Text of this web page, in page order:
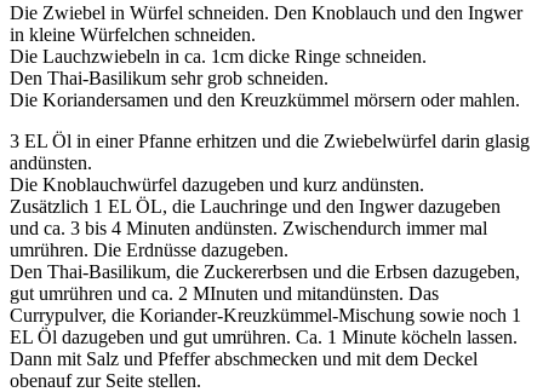
Die Zwiebel in Würfel schneiden. Den Knoblauch und den Ingwer
in kleine Würfelchen schneiden.
Die Lauchzwiebeln in ca. 1cm dicke Ringe schneiden.
Den Thai-Basilikum sehr grob schneiden.
Die Koriandersamen und den Kreuzkümmel mörsern oder mahlen.
3 EL Öl in einer Pfanne erhitzen und die Zwiebelwürfel darin glasig
andünsten.
Die Knoblauchwürfel dazugeben und kurz andünsten.
Zusätzlich 1 EL ÖL, die Lauchringe und den Ingwer dazugeben
und ca. 3 bis 4 Minuten andünsten. Zwischendurch immer mal
umrühren. Die Erdnüsse dazugeben.
Den Thai-Basilikum, die Zuckererbsen und die Erbsen dazugeben,
gut umrühren und ca. 2 MInuten und mitandünsten. Das
Currypulver, die Koriander-Kreuzkümmel-Mischung sowie noch 1
EL Öl dazugeben und gut umrühren. Ca. 1 Minute köcheln lassen.
Dann mit Salz und Pfeffer abschmecken und mit dem Deckel
obenauf zur Seite stellen.